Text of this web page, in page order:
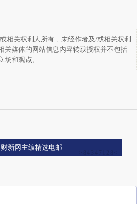
相关权利人所有，未经作者及/或相关权利
关媒体的网站信息内容转载授权并不包括
和观点。
新网主编精选电邮